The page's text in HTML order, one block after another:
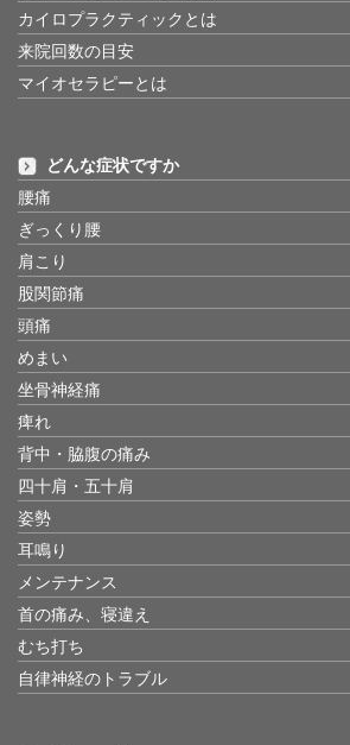
カイロプラクティックとは
来院回数の目安
マイオセラピーとは
どんな症状ですか
腰痛
ぎっくり腰
肩こり
股関節痛
頭痛
めまい
坐骨神経痛
痺れ
背中・脇腹の痛み
四十肩・五十肩
姿勢
耳鳴り
メンテナンス
首の痛み、寝違え
むち打ち
自律神経のトラブル